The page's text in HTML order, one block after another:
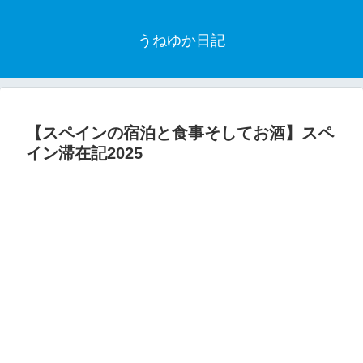
うねゆか日記
【スペインの宿泊と食事そしてお酒】スペ
イン滞在記2025